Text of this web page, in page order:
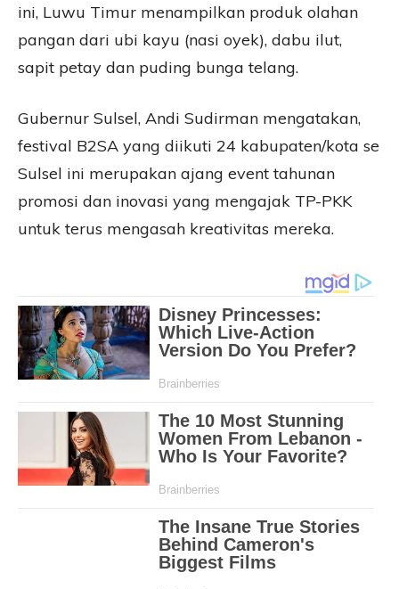
ini, Luwu Timur menampilkan produk olahan
pangan dari ubi kayu (nasi oyek), dabu ilut,
sapit petay dan puding bunga telang.
Gubernur Sulsel, Andi Sudirman mengatakan,
festival B2SA yang diikuti 24 kabupaten/kota se
Sulsel ini merupakan ajang event tahunan
promosi dan inovasi yang mengajak TP-PKK
untuk terus mengasah kreativitas mereka.